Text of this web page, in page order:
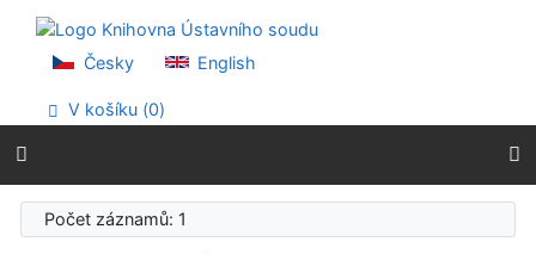
Přejít na menu
Prohlášení o webové přístupnosti
Česky English
V košíku (0)
Počet záznamů: 1